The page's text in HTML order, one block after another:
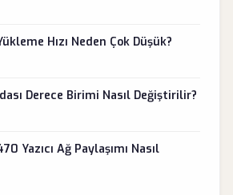
Hızı Neden Çok Düşük?
Derece Birimi Nasıl Değiştirilir?
Yazıcı Ağ Paylaşımı Nasıl